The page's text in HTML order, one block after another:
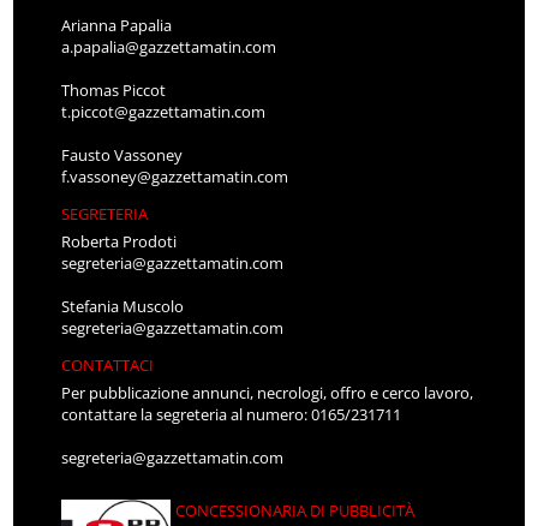
Arianna Papalia
a.papalia@gazzettamatin.com
Thomas Piccot
t.piccot@gazzettamatin.com
Fausto Vassoney
f.vassoney@gazzettamatin.com
SEGRETERIA
Roberta Prodoti
segreteria@gazzettamatin.com
Stefania Muscolo
segreteria@gazzettamatin.com
CONTATTACI
Per pubblicazione annunci, necrologi, offro e cerco lavoro,
contattare la segreteria al numero: 0165/231711
segreteria@gazzettamatin.com
CONCESSIONARIA DI PUBBLICITÀ